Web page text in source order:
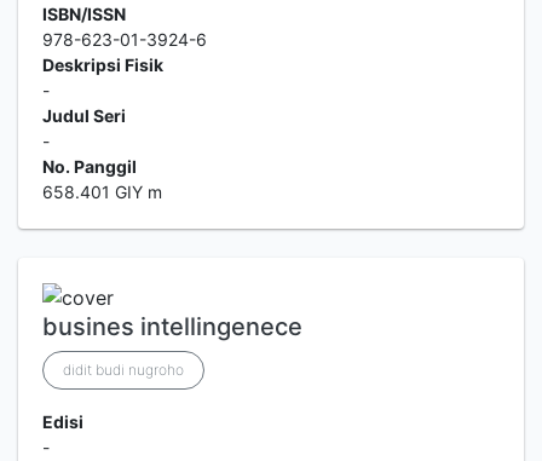
ISBN/ISSN
978-623-01-3924-6
Deskripsi Fisik
-
Judul Seri
-
No. Panggil
658.401 GIY m
busines intellingenece
didit budi nugroho
Edisi
-